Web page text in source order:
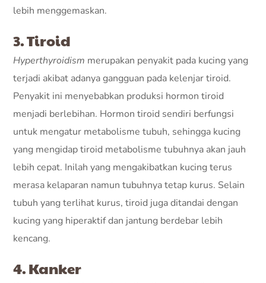
lebih menggemaskan.
3. Tiroid
Hyperthyroidism merupakan penyakit pada kucing yang
terjadi akibat adanya gangguan pada kelenjar tiroid.
Penyakit ini menyebabkan produksi hormon tiroid
menjadi berlebihan. Hormon tiroid sendiri berfungsi
untuk mengatur metabolisme tubuh, sehingga kucing
yang mengidap tiroid metabolisme tubuhnya akan jauh
lebih cepat. Inilah yang mengakibatkan kucing terus
merasa kelaparan namun tubuhnya tetap kurus. Selain
tubuh yang terlihat kurus, tiroid juga ditandai dengan
kucing yang hiperaktif dan jantung berdebar lebih
kencang.
4. Kanker